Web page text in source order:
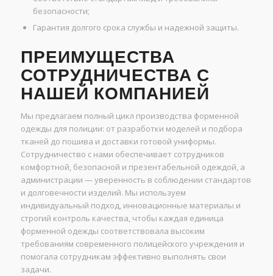
безопасности;
Гарантия долгого срока службы и надежной защиты.
ПРЕИМУЩЕСТВА
СОТРУДНИЧЕСТВА С
НАШЕЙ КОМПАНИЕЙ
Мы предлагаем полный цикл производства форменной
одежды для полиции: от разработки моделей и подбора
тканей до пошива и доставки готовой униформы.
Сотрудничество с нами обеспечивает сотрудников
комфортной, безопасной и презентабельной одеждой, а
администрации — уверенность в соблюдении стандартов
и долговечности изделий. Мы используем
индивидуальный подход, инновационные материалы и
строгий контроль качества, чтобы каждая единица
форменной одежды соответствовала высоким
требованиям современного полицейского учреждения и
помогала сотрудникам эффективно выполнять свои
задачи.